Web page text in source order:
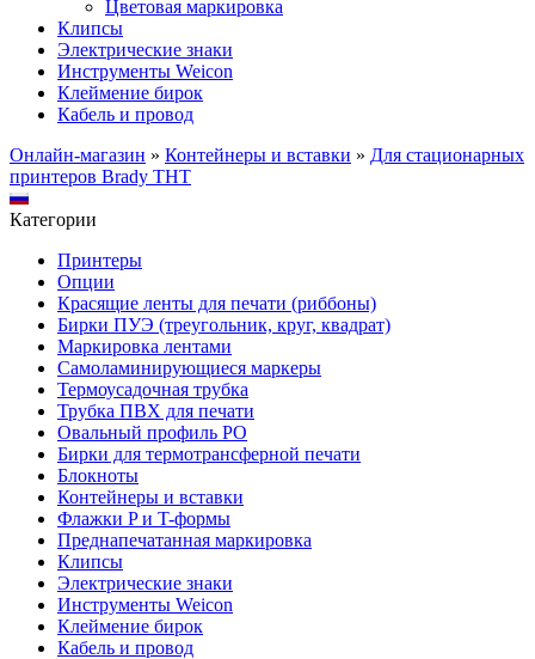
Цветовая маркировка
Клипсы
Электрические знаки
Инструменты Weicon
Клеймение бирок
Кабель и провод
Онлайн-магазин » Контейнеры и вставки » Для стационарных
принтеров Brady THT
Категории
Принтеры
Опции
Красящие ленты для печати (риббоны)
Бирки ПУЭ (треугольник, круг, квадрат)
Маркировка лентами
Самоламинирующиеся маркеры
Термоусадочная трубка
Трубка ПВХ для печати
Овальный профиль PO
Бирки для термотрансферной печати
Блокноты
Контейнеры и вставки
Флажки P и T-формы
Преднапечатанная маркировка
Клипсы
Электрические знаки
Инструменты Weicon
Клеймение бирок
Кабель и провод